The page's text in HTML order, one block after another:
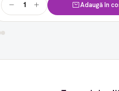
Adaugă în